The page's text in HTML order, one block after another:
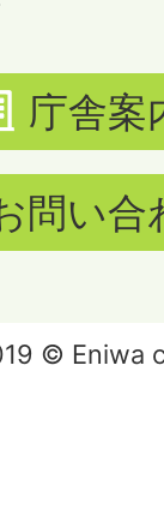
庁舎案
問い合
© Eniwa